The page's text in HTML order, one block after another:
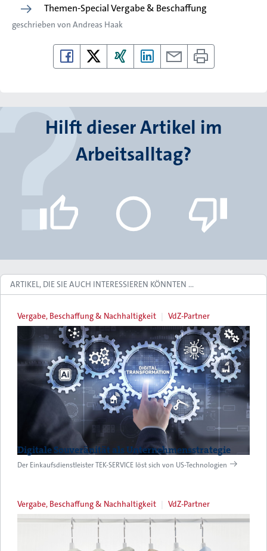
Themen-Special Vergabe & Beschaffung
geschrieben von Andreas Haak
Hilft dieser Artikel im
Arbeitsalltag?
ARTIKEL, DIE SIE AUCH INTERESSIEREN KÖNNTEN …
Vergabe, Beschaffung & Nachhaltigkeit VdZ-Partner
Digitale Souveränität als Unternehmensstrategie
Der Einkaufsdienstleister TEK-SERVICE löst sich von US-Technologien
Vergabe, Beschaffung & Nachhaltigkeit VdZ-Partner